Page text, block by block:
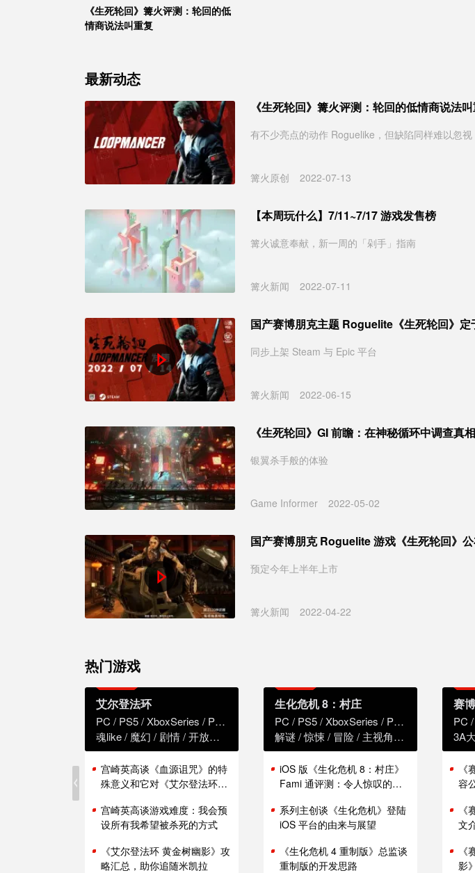
《生死轮回》篝火评测：轮回的低
情商说法叫重复
最新动态
《生死轮回》篝火评测：轮回的低情商说法
有不少亮点的动作 Roguelike，但缺陷同样难以忽视
篝火原创 2022-07-13
【本周玩什么】7/11~7/17 游戏发售榜
篝火诚意奉献，新一周的「剁手」指南
篝火新闻 2022-07-11
国产赛博朋克主题 Roguelite《生死轮回》定
同步上架 Steam 与 Epic 平台
篝火新闻 2022-06-15
《生死轮回》GI 前瞻：在神秘循环中调查真相
银翼杀手般的体验
Game Informer 2022-05-02
国产赛博朋克 Roguelite 游戏《生死轮回》
预定今年上半年上市
篝火新闻 2022-04-22
热门游戏
艾尔登法环
PC PS5 XboxSeries PS4
XboxOne
魂like
魔幻 剧情 开放世界
宫崎英高谈《血源诅咒》的特
殊意义和它对《艾尔登法环》
宫崎英高谈游戏难度：我会预
设所有我希望被杀死的方式
《艾尔登法环 黄金树幽影》攻
略汇总，助你追随米凯拉
生化危机 8：村庄
PC PS5 XboxSeries PS4
XboxOne
解谜 惊悚 冒险 主视角 恐怖
iOS 版《生化危机 8：村庄》
Fami 通评测：令人惊叹的性
系列主创谈《生化危机》登陆
iOS 平台的由来与展望
《生化危机 4 重制版》总监谈
重制版的开发思路
赛
PC
3A
容
文
影